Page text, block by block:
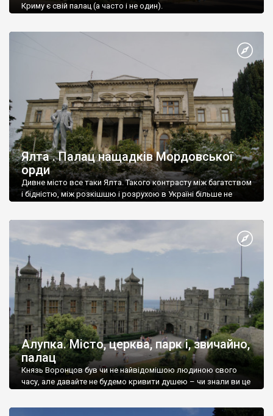
Криму є свій палац (а часто і не один).
Ялта . Палац нащадків Мордовської
орди
Дивне місто все таки Ялта. Такого контрасту між багатством
і бідністю, між розкішшю і розрухою в Україні більше не
Алупка. Місто, церква, парк і, звичайно,
палац
Князь Воронцов був чи не найвідомішою людиною свого
часу, але давайте не будемо кривити душею – чи знали ви це